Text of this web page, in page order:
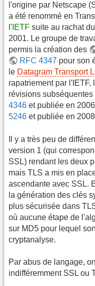
l'origine par Netscape
a été renommé en
l' IETF suite au rachat
2001. Le groupe de
permis la création des
RFC 4347 pour son
le Datagram Transport
rapatriement par
révisions
4346 et publiée en
5246 et publiée en
Il y a très peu de
version 1 (qui
SSL) rendant les deux
mais TLS a mis en
ascendante avec SSL.
la génération des clés
plus sécurisée dans
où aucune étape de
sur MD5 pour lequel
cryptanalyse.
Par abus de langage,
indifféremment SSL ou